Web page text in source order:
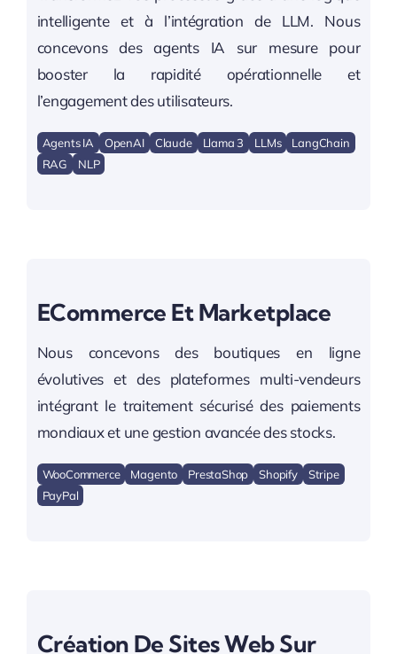
intelligente et à l’intégration de LLM. Nous
concevons des agents IA sur mesure pour
booster la rapidité opérationnelle et
l’engagement des utilisateurs.
Agents IA OpenAI Claude Llama 3 LLMs
LangChain
RAG
NLP
ECommerce Et Marketplace
Nous concevons des boutiques en ligne
évolutives et des plateformes multi-vendeurs
intégrant le traitement sécurisé des paiements
mondiaux et une gestion avancée des stocks.
WooCommerce Magento PrestaShop Shopify
Stripe
PayPal
Création De Sites Web Sur